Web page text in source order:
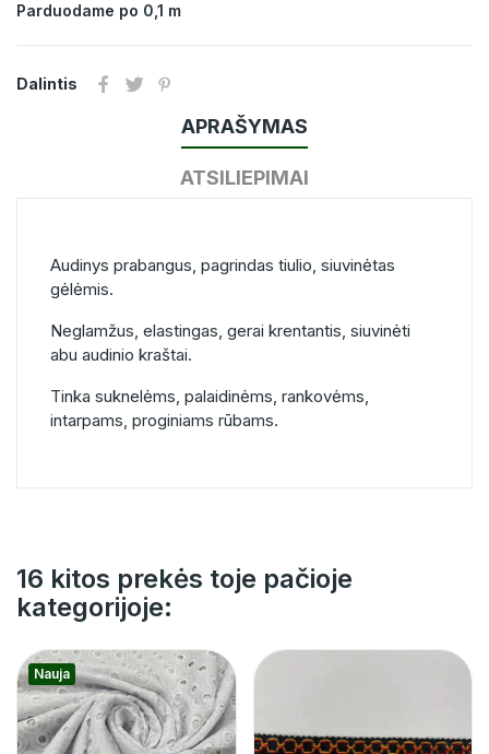
Parduodame po 0,1 m
Dalintis
APRAŠYMAS
ATSILIEPIMAI
Audinys prabangus, pagrindas tiulio, siuvinėtas
gėlėmis.
Neglamžus, elastingas, gerai krentantis, siuvinėti
abu audinio kraštai.
Tinka suknelėms, palaidinėms, rankovėms,
intarpams, proginiams rūbams.
16 kitos prekės toje pačioje
kategorijoje:
Nauja